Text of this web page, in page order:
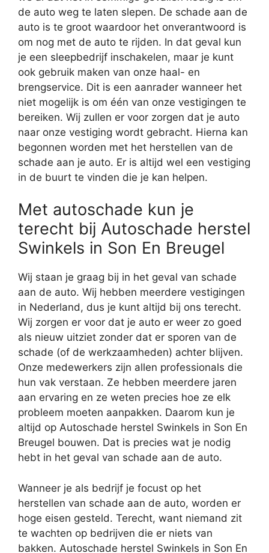
de auto weg te laten slepen. De schade aan de
auto is te groot waardoor het onverantwoord is
om nog met de auto te rijden. In dat geval kun
je een sleepbedrijf inschakelen, maar je kunt
ook gebruik maken van onze haal- en
brengservice. Dit is een aanrader wanneer het
niet mogelijk is om één van onze vestigingen te
bereiken. Wij zullen er voor zorgen dat je auto
naar onze vestiging wordt gebracht. Hierna kan
begonnen worden met het herstellen van de
schade aan je auto. Er is altijd wel een vestiging
in de buurt te vinden die je kan helpen.
Met autoschade kun je
terecht bij Autoschade herstel
Swinkels in Son En Breugel
Wij staan je graag bij in het geval van schade
aan de auto. Wij hebben meerdere vestigingen
in Nederland, dus je kunt altijd bij ons terecht.
Wij zorgen er voor dat je auto er weer zo goed
als nieuw uitziet zonder dat er sporen van de
schade (of de werkzaamheden) achter blijven.
Onze medewerkers zijn allen professionals die
hun vak verstaan. Ze hebben meerdere jaren
aan ervaring en ze weten precies hoe ze elk
probleem moeten aanpakken. Daarom kun je
altijd op Autoschade herstel Swinkels in Son En
Breugel bouwen. Dat is precies wat je nodig
hebt in het geval van schade aan de auto.
Wanneer je als bedrijf je focust op het
herstellen van schade aan de auto, worden er
hoge eisen gesteld. Terecht, want niemand zit
te wachten op bedrijven die er niets van
bakken. Autoschade herstel Swinkels in Son En